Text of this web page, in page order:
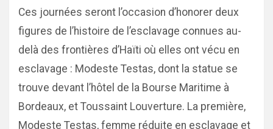
Ces journées seront l’occasion d’honorer deux
figures de l’histoire de l’esclavage connues au-
delà des frontières d’Haïti où elles ont vécu en
esclavage : Modeste Testas, dont la statue se
trouve devant l’hôtel de la Bourse Maritime à
Bordeaux, et Toussaint Louverture. La première,
Modeste Testas, femme réduite en esclavage et